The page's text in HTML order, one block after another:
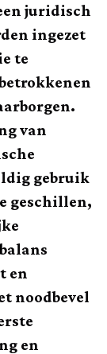
juridisch
ingezet
te
van
gebruik
geschillen,
en
noodbevel
en